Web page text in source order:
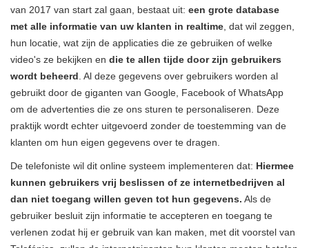
van 2017 van start zal gaan, bestaat uit: een grote database
met alle informatie van uw klanten in realtime, dat wil zeggen,
hun locatie, wat zijn de applicaties die ze gebruiken of welke
video's ze bekijken en die te allen tijde door zijn gebruikers
wordt beheerd. Al deze gegevens over gebruikers worden al
gebruikt door de giganten van Google, Facebook of WhatsApp
om de advertenties die ze ons sturen te personaliseren. Deze
praktijk wordt echter uitgevoerd zonder de toestemming van de
klanten om hun eigen gegevens over te dragen.
De telefoniste wil dit online systeem implementeren dat: Hiermee
kunnen gebruikers vrij beslissen of ze internetbedrijven al
dan niet toegang willen geven tot hun gegevens. Als de
gebruiker besluit zijn informatie te accepteren en toegang te
verlenen zodat hij er gebruik van kan maken, met dit voorstel van